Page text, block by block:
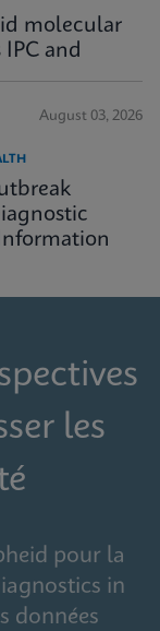
molecular
and
August 03, 2026
les
pour la
in
données